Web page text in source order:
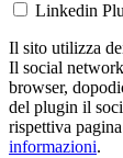
Linkedin
Il sito utilizza
Il social
browser,
del plugin il
rispettiva
informazioni.